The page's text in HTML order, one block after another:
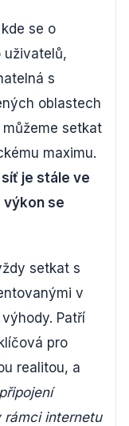
se o
uživatelů,
s
oblastech
setkat
maximu.
je stále ve
výkon se
setkat s
v
Patří
pro
realitou, a
rámci internetu